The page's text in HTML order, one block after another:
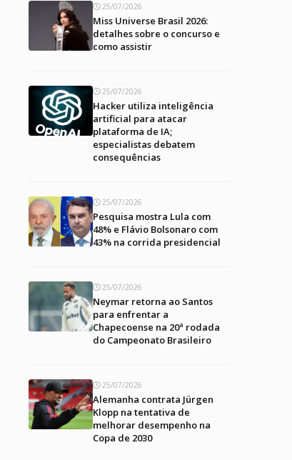
25/07/2026
Miss Universe Brasil 2026:
detalhes sobre o concurso e
como assistir
25/07/2026
Hacker utiliza inteligência
artificial para atacar
plataforma de IA;
especialistas debatem
consequências
25/07/2026
Pesquisa mostra Lula com
48% e Flávio Bolsonaro com
43% na corrida presidencial
25/07/2026
Neymar retorna ao Santos
para enfrentar a
Chapecoense na 20ª rodada
do Campeonato Brasileiro
25/07/2026
Alemanha contrata Jürgen
Klopp na tentativa de
melhorar desempenho na
Copa de 2030